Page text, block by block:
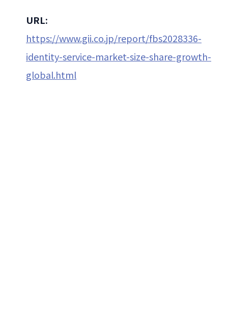
URL:
https://www.gii.co.jp/report/fbs2028336-
identity-service-market-size-share-growth-
global.html